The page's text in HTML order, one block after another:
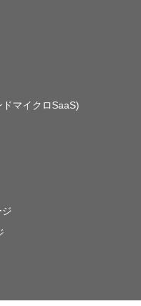
マイクロSaaS)